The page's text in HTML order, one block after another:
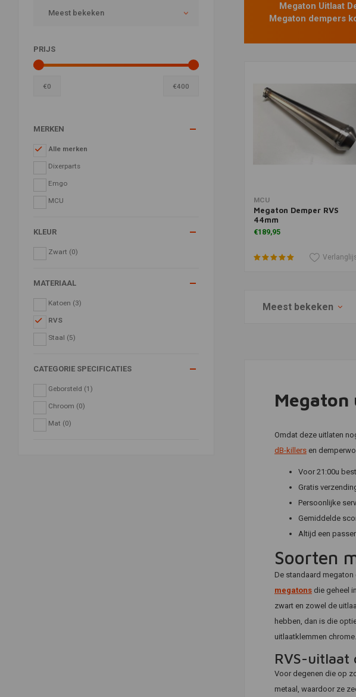
Meest bekeken
PRIJS
€0 €400
MERKEN
Alle merken
Dixerparts
Emgo
MCU
KLEUR
Zwart (0)
MATERIAAL
Katoen (3)
RVS
Staal (5)
CATEGORIE SPECIFICATIES
Geborsteld (1)
Chroom (0)
Mat (0)
Megaton Uitlaat
Megaton dempers
MCU
Megaton Demper RVS
44mm
€189,95
Meest bekeken
Megaton
Omdat deze uitlaten
dB-killers en
Voor 21:00u
Gratis
Persoonlijke
Gemiddelde
Altijd een
Soorten
De standaard
megatons die geheel
zwart en zowel de
hebben, dan is die
uitlaatklemmen chrome.
RVS-uitlaat
Voor degenen die op
metaal, waardoor ze